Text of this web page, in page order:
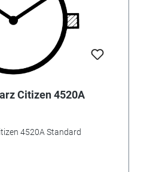
Citizen 4520A
4520A Standard